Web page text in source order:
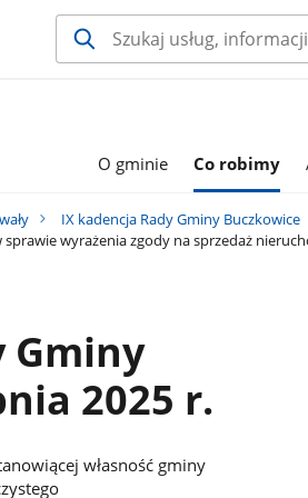
O gminie Co robimy
IX kadencja Rady Gminy Buczkowice
wyrażenia zgody na sprzedaż
Gminy
2025 r.
własność gminy